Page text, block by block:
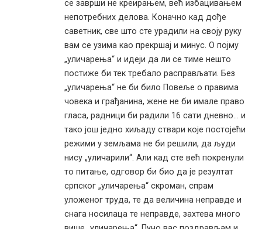
се заврши не креирањем, већ избацивањем
непотребних делова. Коначно кад дође
саветник, све што сте урадили на своју руку
вам се узима као прекршај и минус. О појму
„уличарења“ и идеји да ли се тиме нешто
постиже би тек требало расправљати. Без
„уличарења“ не би било Повеље о правима
човека и грађанина, жене не би имале право
гласа, радници би радили 16 сати дневно… и
тако још једно хиљаду ствари које постојећи
режими у земљама не би решили, да људи
нису „уличарили“. Али кад сте већ покренули
то питање, одговор би био да је резултат
српског „уличарења“ скроман, спрам
уложеног труда, те да величина неправде и
снага носилаца те неправде, захтева много